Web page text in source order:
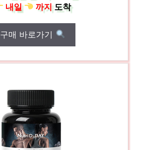
내일
까지도착
구매 바로가기